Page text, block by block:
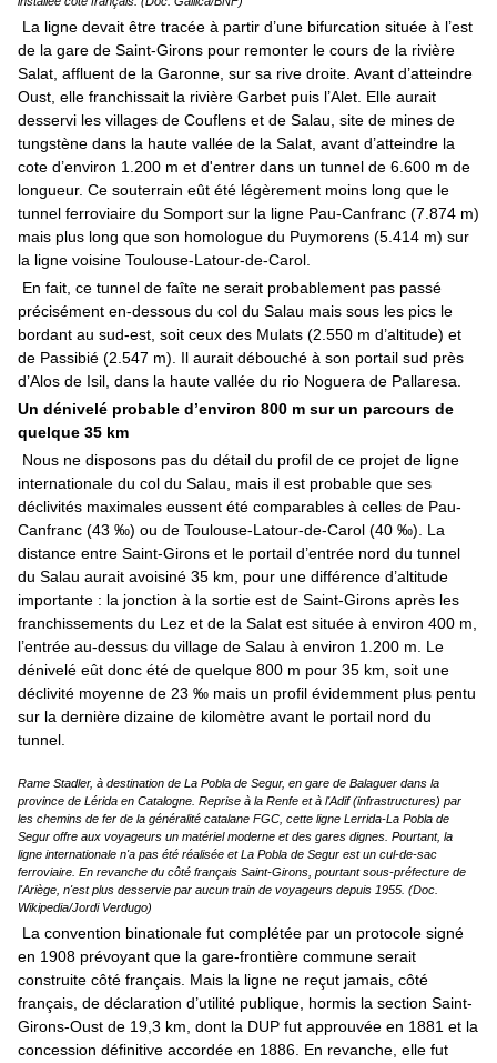
La ligne devait être tracée à partir d’une bifurcation située à l’est
de la gare de Saint-Girons pour remonter le cours de la rivière
Salat, affluent de la Garonne, sur sa rive droite. Avant d’atteindre
Oust, elle franchissait la rivière Garbet puis l’Alet. Elle aurait
desservi les villages de Couflens et de Salau, site de mines de
tungstène dans la haute vallée de la Salat, avant d’atteindre la
cote d’environ 1.200 m et d'entrer dans un tunnel de 6.600 m de
longueur. Ce souterrain eût été légèrement moins long que le
tunnel ferroviaire du Somport sur la ligne Pau-Canfranc (7.874 m)
mais plus long que son homologue du Puymorens (5.414 m) sur
la ligne voisine Toulouse-Latour-de-Carol.
En fait, ce tunnel de faîte ne serait probablement pas passé
précisément en-dessous du col du Salau mais sous les pics le
bordant au sud-est, soit ceux des Mulats (2.550 m d’altitude) et
de Passibié (2.547 m). Il aurait débouché à son portail sud près
d’Alos de Isil, dans la haute vallée du rio Noguera de Pallaresa.
Un dénivelé probable d’environ 800 m sur un parcours de
quelque 35 km
Nous ne disposons pas du détail du profil de ce projet de ligne
internationale du col du Salau, mais il est probable que ses
déclivités maximales eussent été comparables à celles de Pau-
Canfranc (43 ‰) ou de Toulouse-Latour-de-Carol (40 ‰). La
distance entre Saint-Girons et le portail d’entrée nord du tunnel
du Salau aurait avoisiné 35 km, pour une différence d’altitude
importante : la jonction à la sortie est de Saint-Girons après les
franchissements du Lez et de la Salat est située à environ 400 m,
l’entrée au-dessus du village de Salau à environ 1.200 m. Le
dénivelé eût donc été de quelque 800 m pour 35 km, soit une
déclivité moyenne de 23 ‰ mais un profil évidemment plus pentu
sur la dernière dizaine de kilomètre avant le portail nord du
tunnel.
Rame Stadler, à destination de La Pobla de Segur, en gare de Balaguer dans la
province de Lérida en Catalogne. Reprise à la Renfe et à l'Adif (infrastructures) par
les chemins de fer de la généralité catalane FGC, cette ligne Lerrida-La Pobla de
Segur offre aux voyageurs un matériel moderne et des gares dignes. Pourtant, la
ligne internationale n'a pas été réalisée et La Pobla de Segur est un cul-de-sac
ferroviaire. En revanche du côté français Saint-Girons, pourtant sous-préfecture de
l'Ariège, n'est plus desservie par aucun train de voyageurs depuis 1955. (Doc.
Wikipedia/Jordi Verdugo)
La convention binationale fut complétée par un protocole signé
en 1908 prévoyant que la gare-frontière commune serait
construite côté français. Mais la ligne ne reçut jamais, côté
français, de déclaration d’utilité publique, hormis la section Saint-
Girons-Oust de 19,3 km, dont la DUP fut approuvée en 1881 et la
concession définitive accordée en 1886. En revanche, elle fut